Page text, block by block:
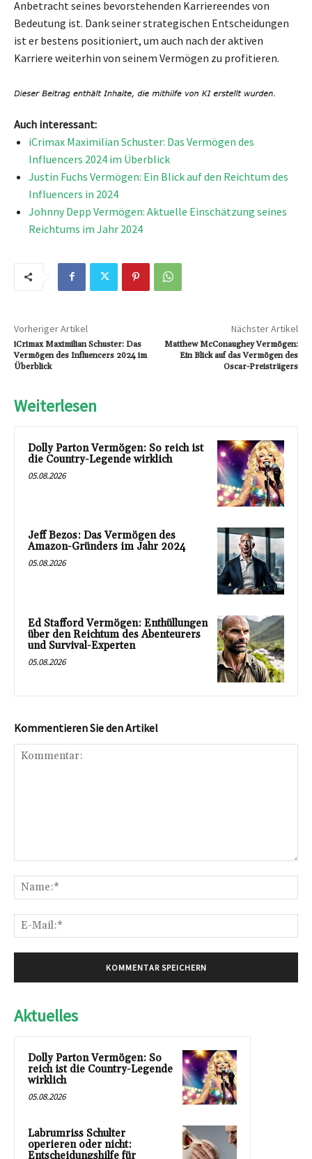
Anbetracht seines bevorstehenden Karriereendes von
Bedeutung ist. Dank seiner strategischen Entscheidungen
ist er bestens positioniert, um auch nach der aktiven
Karriere weiterhin von seinem Vermögen zu profitieren.
Auch interessant:
iCrimax Maximilian Schuster: Das Vermögen des
Influencers 2024 im Überblick
Justin Fuchs Vermögen: Ein Blick auf den Reichtum des
Influencers in 2024
Johnny Depp Vermögen: Aktuelle Einschätzung seines
Reichtums im Jahr 2024
Vorheriger Artikel
iCrimax Maximilian Schuster: Das
Vermögen des Influencers 2024 im
Überblick
Nächster Artikel
Matthew McConaughey Vermögen:
Ein Blick auf das Vermögen des
Oscar-Preisträgers
Weiterlesen
Dolly Parton Vermögen: So reich ist
die Country-Legende wirklich
05.08.2026
Jeff Bezos: Das Vermögen des
Amazon-Gründers im Jahr 2024
05.08.2026
Ed Stafford Vermögen: Enthüllungen
über den Reichtum des Abenteurers
und Survival-Experten
05.08.2026
Kommentieren Sie den Artikel
Aktuelles
Dolly Parton Vermögen: So
reich ist die Country-Legende
wirklich
05.08.2026
Labrumriss Schulter
operieren oder nicht:
Entscheidungshilfe für